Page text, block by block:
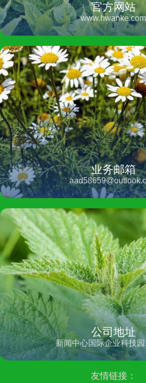
官方网站
www.hwanke.com
业务邮箱
公司地址
新闻中心国际企业科技
友情链接：